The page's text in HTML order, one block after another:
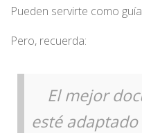
Pueden servirte como
Pero, recuerda:
El mejor
esté